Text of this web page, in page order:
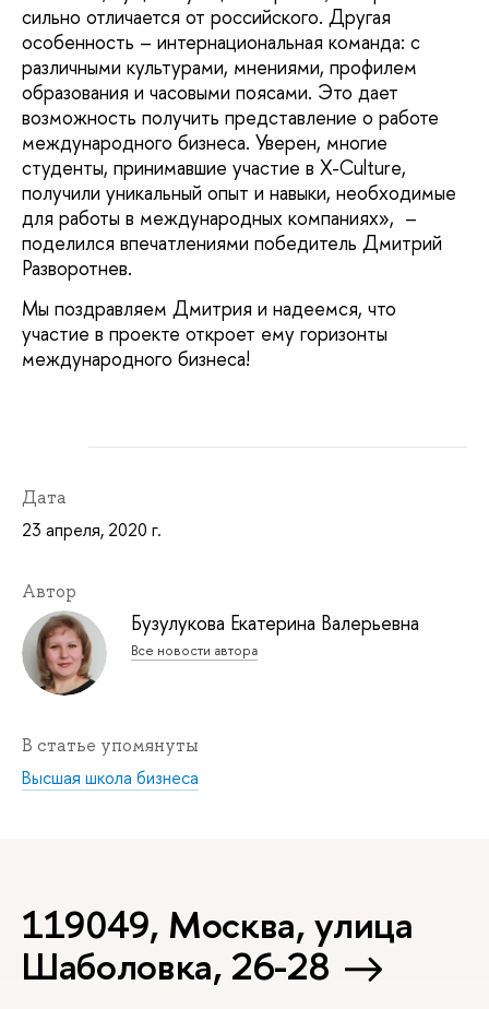
сильно отличается от российского. Другая
особенность – интернациональная команда: с
различными культурами, мнениями, профилем
образования и часовыми поясами. Это дает
возможность получить представление о работе
международного бизнеса. Уверен, многие
студенты, принимавшие участие в X-Сulture,
получили уникальный опыт и навыки, необходимые
для работы в международных компаниях», –
поделился впечатлениями победитель Дмитрий
Разворотнев.
Мы поздравляем Дмитрия и надеемся, что
участие в проекте откроет ему горизонты
международного бизнеса!
Дата
23 апреля, 2020 г.
Автор
Бузулукова Екатерина Валерьевна
Все новости автора
В статье упомянуты
Высшая школа бизнеса
119049, Москва, улица
Шаболовка, 26-28